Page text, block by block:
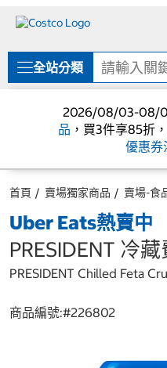
單
全站分類
2026/08/03-08/
品 ，買3件享85折
優惠券
首頁 賣場獨家商品 賣場-食
Uber Eats熱賣中
PRESIDENT 冷
PRESIDENT Chilled Feta
商品編號:#226802